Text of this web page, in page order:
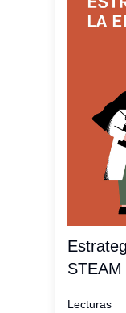
STEAM
Lecturas